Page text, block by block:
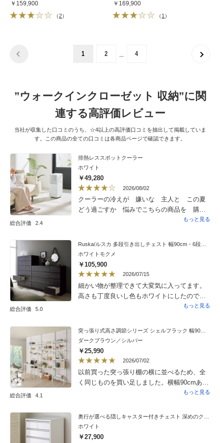
￥159,900
（2）
￥169,900
（ 1 ）
1 2 … 4
”ウォークインクローゼット 収納”に関
連する高評価レビュー
当社が収集した口コミのうち、☆4以上の高評価口コミを抽出して掲載していま
す。この商品の全ての口コミは各商品ページで確認できます。
総合評価 2.4
排熱レススポットクーラー
ホワイト
￥49,280
2026/08/02
クーラーの冷えが 嫌いな 主人と この夏
どう過ごすか 悩みでこちらの商品を 購入
してみました。スポットで とても冷たい風
ます夜も 涼しく 寝られます 買って正解
でしたただ 音がうるさいのが 難点です
が 私には許容範囲です
もっと見る
総合評価 5.0
Ruska/ルスカ 多段引き出しチェスト 幅90cm・6段（高さ130cm）
ホワイトモクメ
￥105,900
2026/07/15
細かい物が整理できて大変気に入ってます。
高さも丁度良いし色もホワイトにしたので部
屋が明るい雰囲気になりました。とても良い
もっと見る
総合評価 4.1
突っ張り式高さ調節シリーズ シェルフラック 幅90奥行30cm
ダークブラウン／シルバー
￥25,990
2026/07/02
以前買った突っ張り棚の横に並べるため、全
く同じものを買い足しました。横幅90cmある
突っ張り棚はなかなか無いので、とても気に
もっと見る
ホワイト
￥27,900